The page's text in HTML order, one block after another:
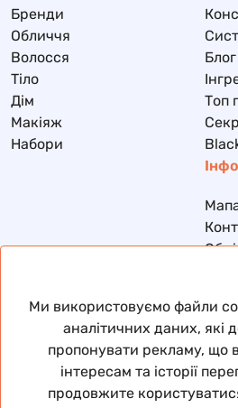
Бренди
Обличчя
Волосся
Тіло
Дім
Макіяж
Набори
Блог
Топ
Інфо
Ми використовуємо файли
аналітичних даних, які
пропонувати рекламу, що
інтересам та історії
продовжите